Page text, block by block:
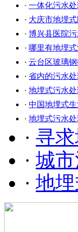
· 一体化污水
· 大庆市地埋
· 博兴县医院
· 哪里有地埋
· 云台区玻璃
· 省内的污水
· 地埋式污水
· 中国地埋式
· 地埋式污水
· 寻
· 城
· 地